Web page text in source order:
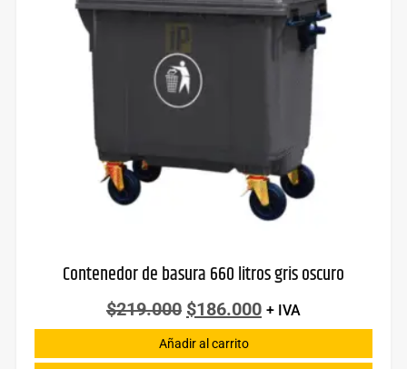
Contenedor de basura 660 litros gris oscuro
$219.000 $186.000 + IVA
Añadir al carrito